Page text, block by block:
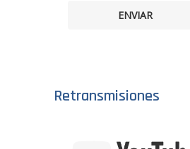
ENVIAR
Retransmisiones